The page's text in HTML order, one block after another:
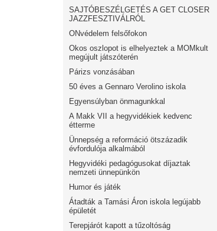
SAJTÓBESZÉLGETÉS A GET CLOSER
JAZZFESZTIVÁLRÓL
ONvédelem felsőfokon
Okos oszlopot is elhelyeztek a MOMkult
megújult játszóterén
Párizs vonzásában
50 éves a Gennaro Verolino iskola
Egyensúlyban önmagunkkal
A Makk VII a hegyvidékiek kedvenc
étterme
Ünnepség a reformáció ötszázadik
évfordulója alkalmából
Hegyvidéki pedagógusokat díjaztak
nemzeti ünnepünkön
Humor és játék
Átadták a Tamási Áron iskola legújabb
épületét
Terepjárót kapott a tűzoltóság